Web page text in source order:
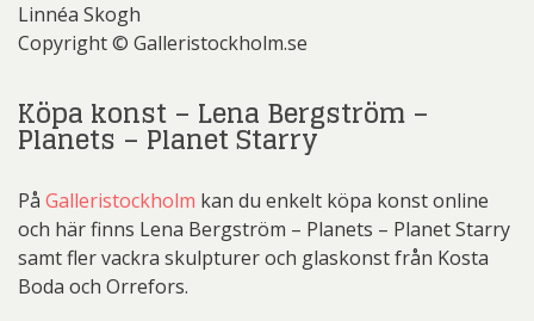
Linnéa Skogh
Copyright © Galleristockholm.se
Köpa konst – Lena Bergström –
Planets – Planet Starry
På Galleristockholm kan du enkelt köpa konst online
och här finns Lena Bergström – Planets – Planet Starry
samt fler vackra skulpturer och glaskonst från Kosta
Boda och Orrefors.